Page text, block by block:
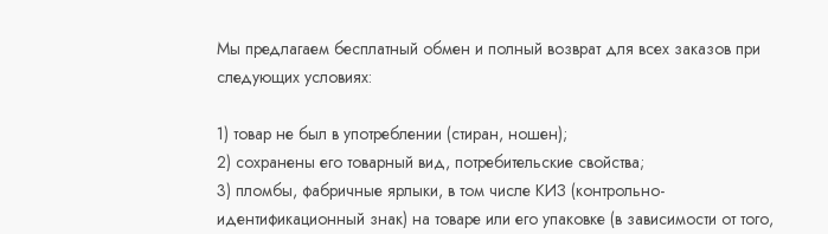
Мы предлагаем бесплатный обмен и полный возврат для всех заказов при
следующих условиях:
1) товар не был в употреблении (стиран, ношен);
2) сохранены его товарный вид, потребительские свойства;
3) пломбы, фабричные ярлыки, в том числе КИЗ (контрольно-
идентификационный знак) на товаре или его упаковке (в зависимости от того,